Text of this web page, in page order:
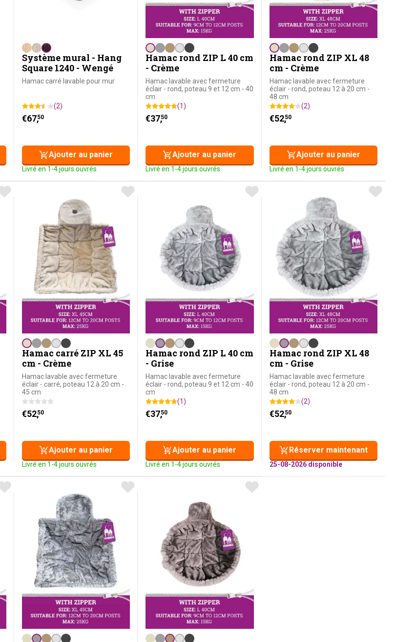
Système mural - Hang
Square 1240 - Wengé
Hamac carré lavable pour mur
(2)
€67,50
Livré en 1-4 jours ouvrés
Ajouter au panier
Hamac rond ZIP L 40 cm
- Crème
Hamac lavable avec fermeture
éclair - rond, poteau 9 et 12 cm - 40
cm
(1)
€37,50
Livré en 1-4 jours ouvrés
Ajouter au panier
Hamac rond ZIP XL 48
cm - Crème
Hamac lavable avec fermeture
éclair - rond, poteau 12 à 20 cm -
48 cm
(2)
€52,50
Livré en 1-4 jours ouvrés
Ajouter au panier
Hamac carré ZIP XL 45
cm - Crème
Hamac lavable avec fermeture
éclair - carré, poteau 12 à 20 cm -
45 cm
€52,50
Livré en 1-4 jours ouvrés
Ajouter au panier
Hamac rond ZIP L 40 cm
- Grise
Hamac lavable avec fermeture
éclair - rond, poteau 9 et 12 cm - 40
cm
(1)
€37,50
Livré en 1-4 jours ouvrés
Ajouter au panier
Hamac rond ZIP XL 48
cm - Grise
Hamac lavable avec fermeture
éclair - rond, poteau 12 à 20 cm -
48 cm
(2)
€52,50
25-08-2026 disponible
Réserver maintenant